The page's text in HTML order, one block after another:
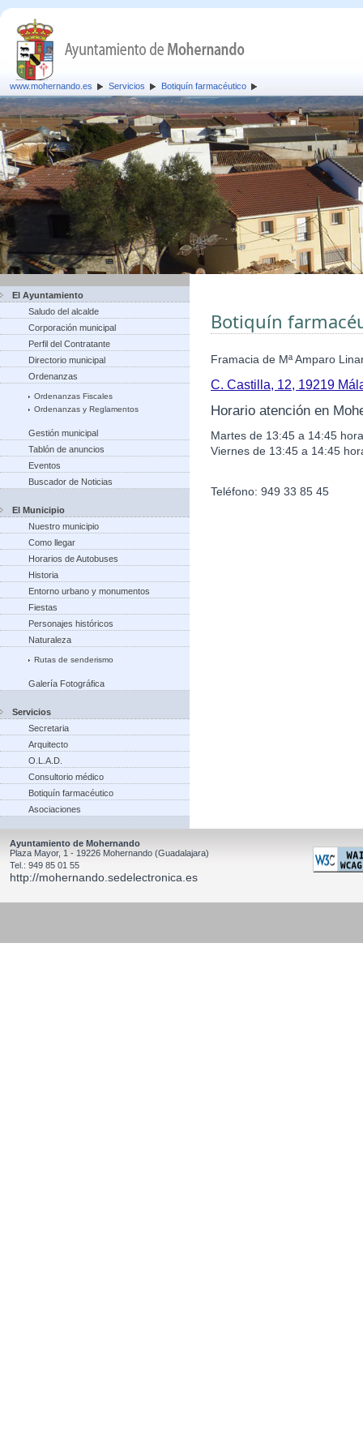
www.mohernando.es Servicios Botiquín farmacéutico
El Ayuntamiento
Saludo del alcalde
Corporación municipal
Perfil del Contratante
Directorio municipal
Ordenanzas
Ordenanzas Fiscales
Ordenanzas y Reglamentos
Gestión municipal
Tablón de anuncios
Eventos
Buscador de Noticias
El Municipio
Nuestro municipio
Como llegar
Horarios de Autobuses
Historia
Entorno urbano y monumentos
Fiestas
Personajes históricos
Naturaleza
Rutas de senderismo
Galería Fotográfica
Servicios
Secretaria
Arquitecto
O.L.A.D.
Consultorio médico
Botiquín farmacéutico
Asociaciones
Botiquín
Framacia de Mª Amparo
C. Castilla, 12, 19219
Horario atención en
Martes de 13:45 a 14:45
Viernes de 13:45 a 14:45
Teléfono: 949 33 85 45
Ayuntamiento de Mohernando
Plaza Mayor, 1 - 19226 Mohernando (Guadalajara)
Tel.: 949 85 01 55
http://mohernando.sedelectronica.es